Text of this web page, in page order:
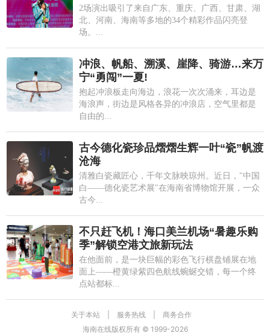
2场演出吸引了来自广东、重庆、广西、甘肃、湖
北、河南、海南等多地的34个精彩作品闪亮登
场。...
冲浪、帆船、溯溪、崖降、骑游…来万
宁“勇闯”一夏!
抱起冲浪板走向海边，浪花一次次涌来，耳边是
海浪声，街边是风格各异的冲浪店，空气里都是
自由的...
古今德化瓷珍品熠熠生辉一叶“瓷”帆渡
沧海
清雅白瓷藏匠心，千年文脉映琼州。近日，"中国
白——德化瓷艺术展"在海南省博物馆开展，一众
古今...
不只赶飞机！海口美兰机场“暑趣乐购
季”解锁空港文旅新玩法
在他面前，是一块巨幅的彩色飞行棋盘铺展在地
面上——橙黄绿紫四色航线蜿蜒交错，每一个终
点站都标...
关于本站 服务热线
商务合作
海南在线版权所有 © 1999-2026